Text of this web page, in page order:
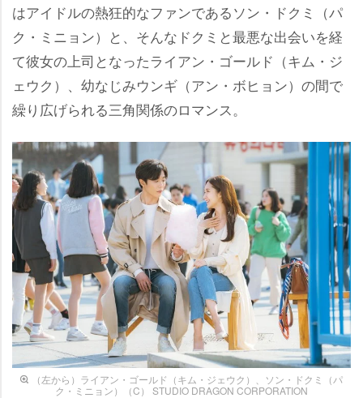
はアイドルの熱狂的なファンであるソン・ドクミ（パ
ク・ミニョン）と、そんなドクミと最悪な出会いを経
て彼女の上司となったライアン・ゴールド（キム・ジ
ェウク）、幼なじみウンギ（アン・ボヒョン）の間で
繰り広げられる三角関係のロマンス。
（左から）ライアン・ゴールド（キム・ジェウク）、ソン・ドクミ（パ
ク・ミニョン）（C） STUDIO DRAGON CORPORATION